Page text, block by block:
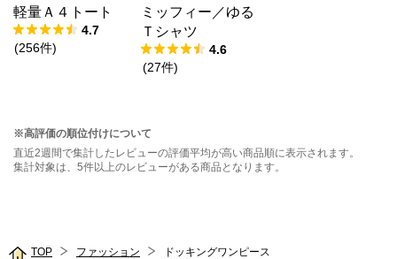
軽量Ａ４トート
4.7
(256件)
ミッフィー／ゆる
Ｔシャツ
4.6
(27件)
※高評価の順位付けについて
直近2週間で集計したレビューの評価平均が高い商品順に表示されます。
集計対象は、5件以上のレビューがある商品となります。
TOP ファッション ドッキングワンピース